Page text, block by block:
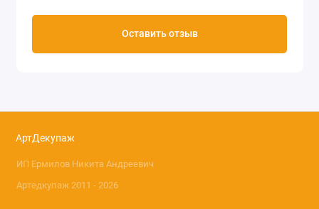
Оставить отзыв
АртДекупаж
ИП Ермилов Никита Андреевич
Артедкупаж 2011 - 2026